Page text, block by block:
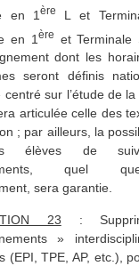
en 1ère L et
en 1 ère
et Terminale
dont les
seront définis
centré sur l’étude de
articulée celle des
; par ailleurs, la
élèves de
quel
sera garantie.
23 :
»
(EPI, TPE, AP, etc.),